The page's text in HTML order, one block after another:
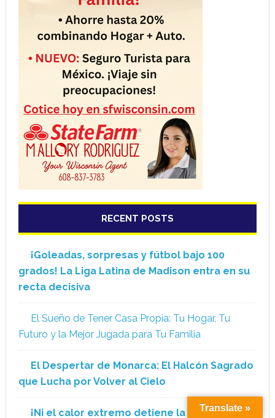
RECENT POSTS
¡Goleadas, sorpresas y fútbol bajo 100
grados! La Liga Latina de Madison entra en su
recta decisiva
El Sueño de Tener Casa Propia: Tu Hogar, Tu
Futuro y la Mejor Jugada para Tu Familia
El Despertar de Monarca: El Halcón Sagrado
que Lucha por Volver al Cielo
¡Ni el calor extremo detiene la pasión!Translate »